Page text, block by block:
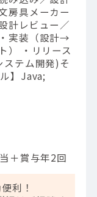
房具メーカー
計レビュー／
実装（設計→
） ・リリース
テム開発)そ
】Java;
＋賞与年2回
利！